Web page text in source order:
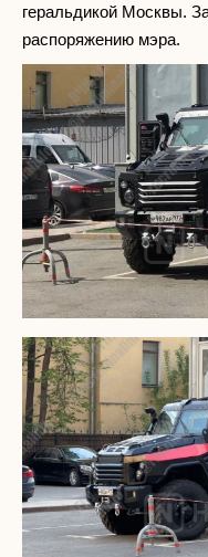
геральдикой Москвы.
распоряжению мэра.